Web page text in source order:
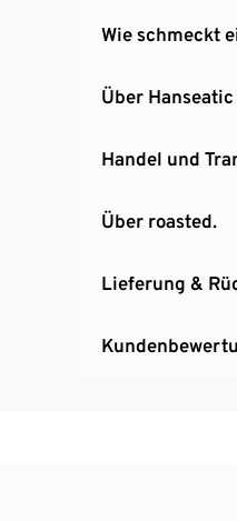
Wie schmeckt
Über Hanseatic
Handel und
Über roasted.
Lieferung &